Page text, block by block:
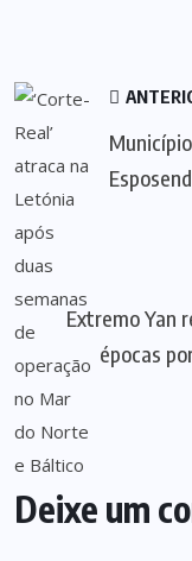
Extremo Yan
épocas
Deixe um